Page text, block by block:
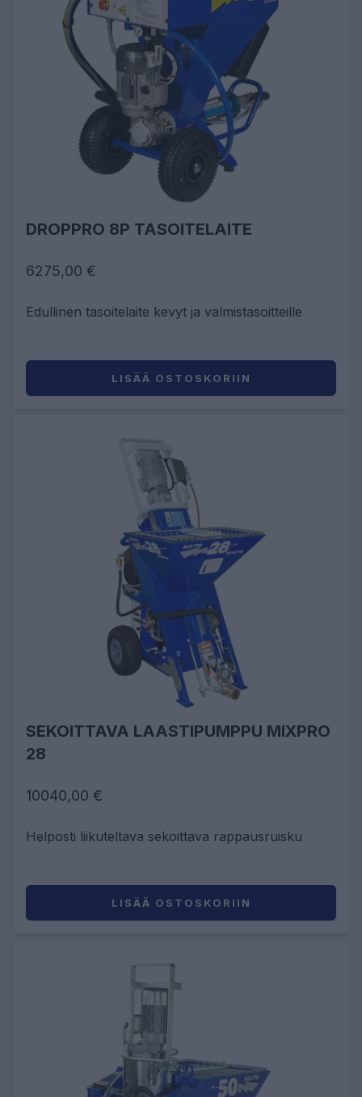
DROPPRO 8P TASOITELAITE
6275,00 €
Edullinen tasoitelaite kevyt ja valmistasoitteille
LISÄÄ OSTOSKORIIN
SEKOITTAVA LAASTIPUMPPU MIXPRO
28
10040,00 €
Helposti liikuteltava sekoittava rappausruisku
LISÄÄ OSTOSKORIIN